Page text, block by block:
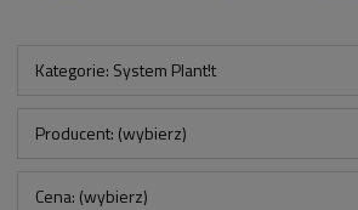
Kategorie: System Plant!t
Producent: (wybierz)
Cena: (wybierz)